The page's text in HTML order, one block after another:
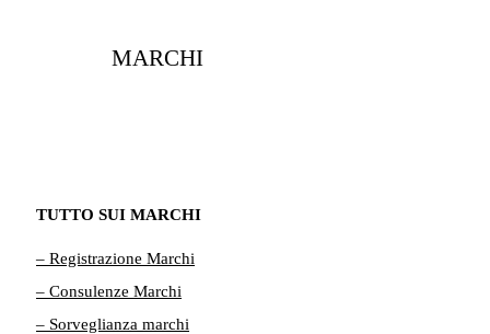
MARCHI
TUTTO SUI MARCHI
– Registrazione Marchi
– Consulenze Marchi
– Sorveglianza marchi